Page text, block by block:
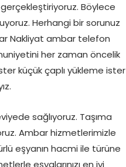
Böylece
Herhangi bir sorunuz
Nakliyat ambar telefon
her zaman öncelik
küçük çaplı yükleme ister
sağlıyoruz. Taşıma
Ambar hizmetlerimizle
eşyanın hacmi ile türüne
eşyalarınızı en iyi